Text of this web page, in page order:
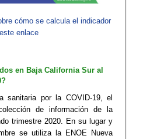
cómo se calcula el indicador
enlace​
en Baja California Sur al
sanitaria por la COVID-19, el
de información de la
trimestre 2020. En su lugar y
se utiliza la ENOE Nueva